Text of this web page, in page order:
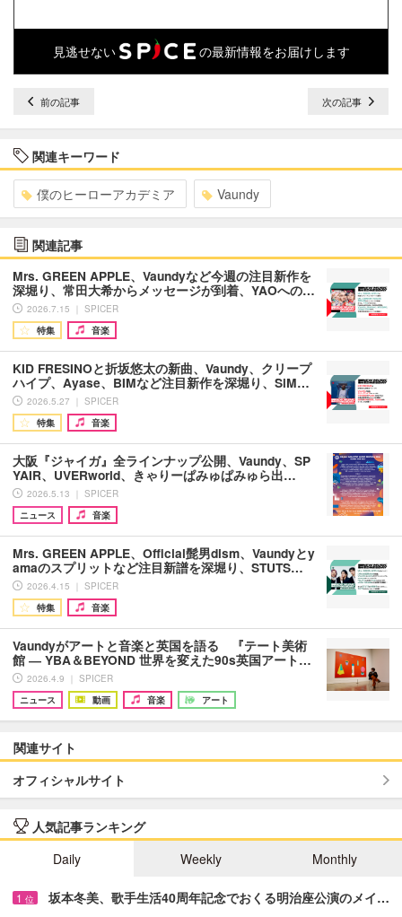
見逃せない の最新情報をお届けします
前の記事 次の記事
関連キーワード
僕のヒーローアカデミア Vaundy
関連記事
Mrs. GREEN APPLE、Vaundyなど今週の注目新作を
深堀り、常田大希からメッセージが到着、YAOへの…
2026.7.15 ｜ SPICER
特集
音楽
KID FRESINOと折坂悠太の新曲、Vaundy、クリープ
ハイプ、Ayase、BIMなど注目新作を深堀り、SiM…
2026.5.27 ｜ SPICER
特集
音楽
大阪『ジャイガ』全ラインナップ公開、Vaundy、SP
YAIR、UVERworld、きゃりーぱみゅぱみゅら出…
2026.5.13 ｜ SPICER
ニュース
音楽
Mrs. GREEN APPLE、Official髭男dism、Vaundyとy
amaのスプリットなど注目新譜を深堀り、STUTS…
2026.4.15 ｜ SPICER
特集
音楽
Vaundyがアートと音楽と英国を語る 『テート美術
館 ― YBA＆BEYOND 世界を変えた90s英国アート…
2026.4.9 ｜ SPICER
ニュース
動画 音楽 アート
関連サイト
オフィシャルサイト
人気記事ランキング
Daily
Weekly Monthly
1 位 坂本冬美、歌手生活40周年記念でおくる明治座公演のメイ…